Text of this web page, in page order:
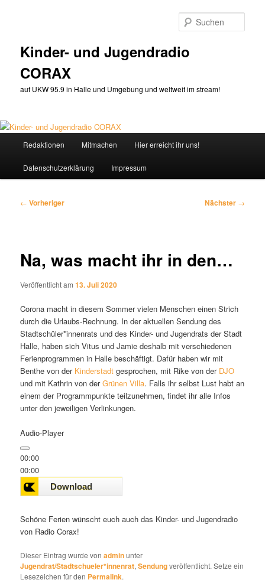
Kinder- und Jugendradio
CORAX
auf UKW 95.9 in Halle und Umgebung und weltweit im stream!
Redaktionen Mitmachen Hier erreicht ihr uns!
Datenschutzerklärung Impressum
Beitragsnavigation
← Vorheriger Nächster →
Na, was macht ihr in den…
Veröffentlicht am13. Juli 2020
Corona macht in diesem Sommer vielen Menschen einen Strich
durch die Urlaubs-Rechnung. In der aktuellen Sendung des
Stadtschüler*innenrats und des Kinder- und Jugendrats der Stadt
Halle, haben sich Vitus und Jamie deshalb mit verschiedenen
Ferienprogrammen in Halle beschäftigt. Dafür haben wir mit
Benthe von der Kinderstadt gesprochen, mit Rike von derDJO
und mit Kathrin von derGrünen Villa. Falls ihr selbst Lust habt an
einem der Programmpunkte teilzunehmen, findet ihr alle Infos
unter den jeweiligen Verlinkungen.
Audio-Player
00:00
00:00
00:00
Schöne Ferien wünscht euch auch das Kinder- und Jugendradio
von Radio Corax!
Dieser Eintrag wurde vonadminunter
Jugendrat/Stadtschueler*innenrat,Sendungveröffentlicht. Setze ein
Lesezeichen für den Permalink.